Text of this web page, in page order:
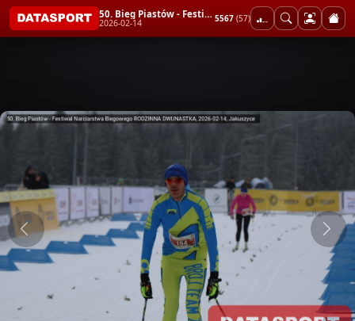
50. Bieg Piastów - Festiwal Narciarstwa Biegowego RODZINNA DWUNASTKA
2026-02-14 5567 (57)